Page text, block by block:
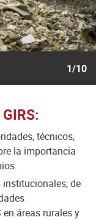
1/10
técnicos,
la importancia
de
áreas rurales y